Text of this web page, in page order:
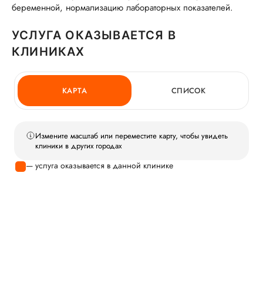
беременной, нормализацию лабораторных показателей.
УСЛУГА ОКАЗЫВАЕТСЯ В
КЛИНИКАХ
КАРТА СПИСОК
Измените масштаб или переместите карту, чтобы увидеть
клиники в других городах
— услуга оказывается в данной клинике